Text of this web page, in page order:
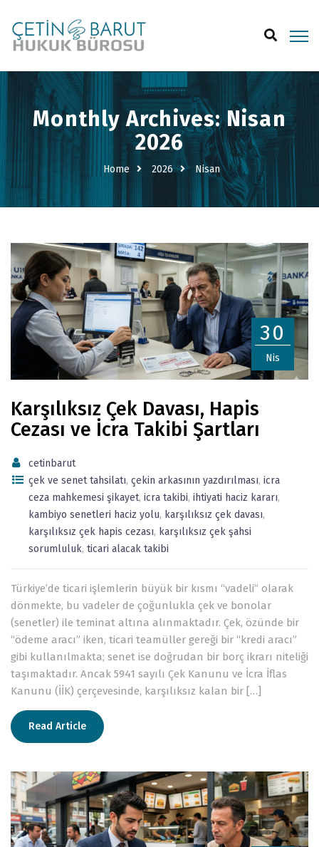
Monthly Archives: Nisan
2026
Home 2026 Nisan
30
Nis
Karşılıksız Çek Davası, Hapis
Cezası ve İcra Takibi Şartları
cetinbarut
çek ve senet tahsilatı, çekin arkasının yazdırılması, icra
ceza mahkemesi şikayet, icra takibi, ihtiyati haciz kararı,
kambiyo senetleri haciz yolu, karşılıksız çek davası,
karşılıksız çek hapis cezası, karşılıksız çek şahsi
sorumluluk, ticari alacak takibi
Türkiye’de ticari işlemlerin büyük bir kısmı “vadeli” olarak
dönmekte, bu vadeler de çoğunlukla çek ve bonolar
(senetler) ile teminat altına alınmaktadır. Çek, özünde bir
“ödeme aracı” iken, ticari teamüller gereği bir “kredi aracı”
gibi kullanılmakta; senet ise doğrudan bir borç ikrarı niteliği
taşımaktadır. Ancak 5941 sayılı Çek Kanunu ve İcra İflas
Kanunu (İİK) çerçevesinde, karşılıksız kalan bir […]
Read Article